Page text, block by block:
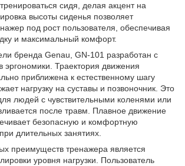
сидя, делая акцент на
высоты сиденья позволяет
под рост пользователя, обеспечивая
и максимальный комфорт.
бренда Genau, GN-101 разработан с
эргономики. Траектория движения
приближена к естественному шагу
нагрузку на суставы и позвоночник. Это
людей с чувствительными коленями или
после травм. Плавное движение
безопасную и комфортную
длительных занятиях.
преимуществ тренажера является
уровня нагрузки. Пользователь